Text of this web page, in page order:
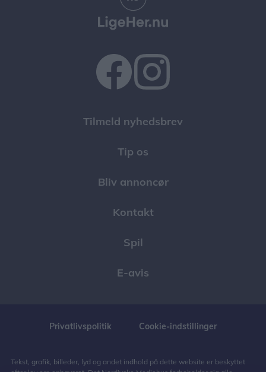
Tilmeld nyhedsbrev
Tip os
Bliv annoncør
Kontakt
Spil
E-avis
Privatlivspolitik Cookie-indstillinger
Tekst, grafik, billeder, lyd og andet indhold på dette website er beskyttet